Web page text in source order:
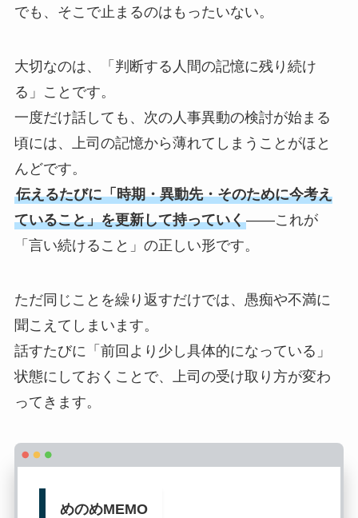
でも、そこで止まるのはもったいない。
大切なのは、「判断する人間の記憶に残り続け
る」ことです。
一度だけ話しても、次の人事異動の検討が始まる
頃には、上司の記憶から薄れてしまうことがほと
んどです。
伝えるたびに「時期・異動先・そのために今考え
ていること」を更新して持っていく——これが
「言い続けること」の正しい形です。
ただ同じことを繰り返すだけでは、愚痴や不満に
聞こえてしまいます。
話すたびに「前回より少し具体的になっている」
状態にしておくことで、上司の受け取り方が変わ
ってきます。
めのめMEMO